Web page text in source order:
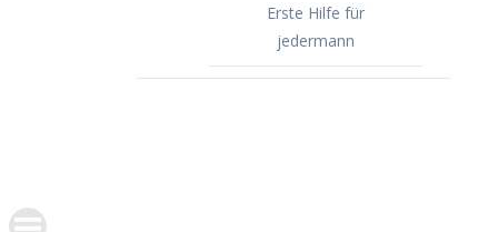
Erste Hilfe für
jedermann